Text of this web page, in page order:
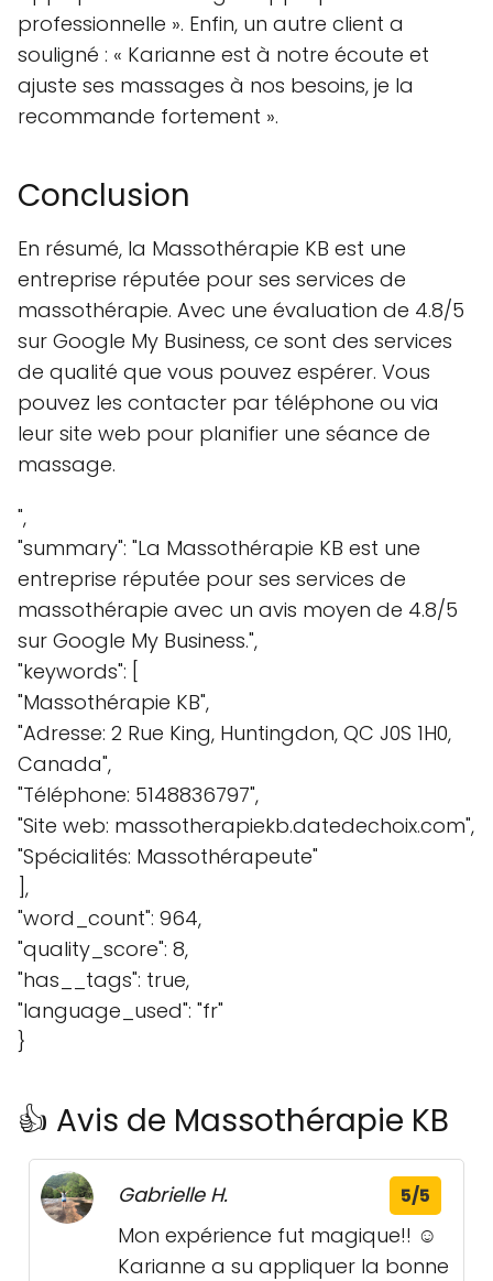
professionnelle ». Enfin, un autre client a
souligné : « Karianne est à notre écoute et
ajuste ses massages à nos besoins, je la
recommande fortement ».
Conclusion
En résumé, la Massothérapie KB est une
entreprise réputée pour ses services de
massothérapie. Avec une évaluation de 4.8/5
sur Google My Business, ce sont des services
de qualité que vous pouvez espérer. Vous
pouvez les contacter par téléphone ou via
leur site web pour planifier une séance de
massage.
",
"summary": "La Massothérapie KB est une
entreprise réputée pour ses services de
massothérapie avec un avis moyen de 4.8/5
sur Google My Business.",
"keywords": [
"Massothérapie KB",
"Adresse: 2 Rue King, Huntingdon, QC J0S 1H0,
Canada",
"Téléphone: 5148836797",
"Site web: massotherapiekb.datedechoix.com",
"Spécialités: Massothérapeute"
],
"word_count": 964,
"quality_score": 8,
"has__tags": true,
"language_used": "fr"
}
👍 Avis de Massothérapie KB
Gabrielle H. 5/5
Mon expérience fut magique!! ☺️
Karianne a su appliquer la bonne